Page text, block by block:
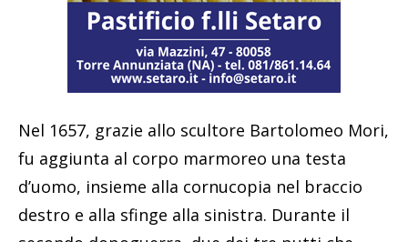
Nel 1657, grazie allo scultore Bartolomeo Mori,
fu aggiunta al corpo marmoreo una testa
d’uomo, insieme alla cornucopia nel braccio
destro e alla sfinge alla sinistra. Durante il